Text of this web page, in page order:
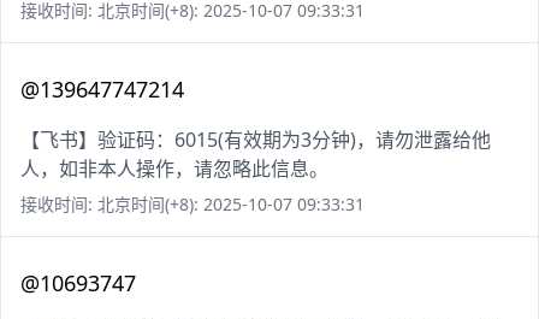
接收时间: 北京时间(+8): 2025-10-07 09:33:31
@139647747214
【飞书】验证码：6015(有效期为3分钟)，请勿泄露给他
人，如非本人操作，请忽略此信息。
接收时间: 北京时间(+8): 2025-10-07 09:33:31
@10693747